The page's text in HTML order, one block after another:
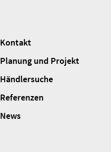
Kontakt
Planung und Projekt
Händlersuche
Referenzen
News